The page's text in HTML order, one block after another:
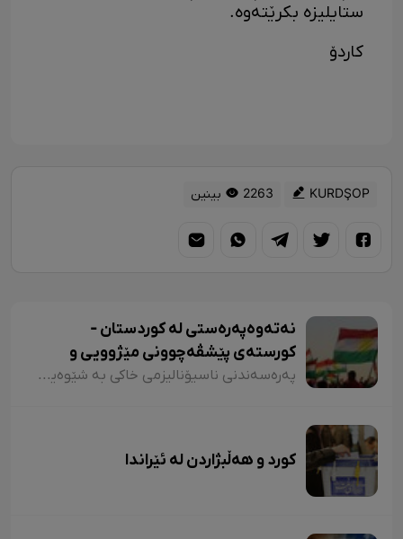
ستایلیزە بکرێتەوە.
کاردۆ
KURDŞOP 2263 بینین
نەتەوەپەرەستی لە کوردستان -
کورستەی پێشڤەچوونی مێژوویی و
کەلتووری-سیاسی
پەرەسەندنی ناسیۆنالیزمی خاکی بە شێوەیەکی سەرەکی بەربەستی دابڕانی ڕۆشنبیرانی کورد لە خاکەکەیان بوو. بیرۆکەی تورکەکان بۆ ئەوەی کورد بێ ڕۆشنبیر بێت و بەردەوام بن لە ئاسمیلەکردن، تا ڕادەیەکی زۆر ئامانجەکانی خۆی بەدی هێناوە. ئەم پچڕانە کاریگەریی قوڵی لەسەر بیرکردنەوەی ڕۆشنبیرانی کورد هەبوو، بەتایبەتی ڕێگریی لە دروستبوونی چەمکی ناسیۆنالیزمی نیشتمانپەروەرانە کرد.
کورد و هەڵبژاردن لە ئێراندا